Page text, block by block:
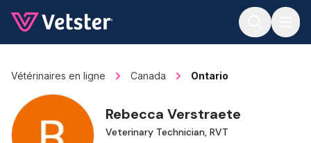
Vétérinaires en ligne Canada Ontario
Rebecca Verstraete
Veterinary Technician, RVT